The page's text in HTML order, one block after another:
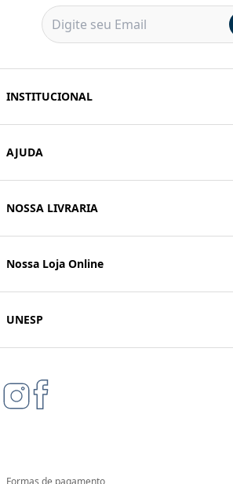
INSTITUCIONAL
AJUDA
NOSSA LIVRARIA
Nossa Loja Online
UNESP